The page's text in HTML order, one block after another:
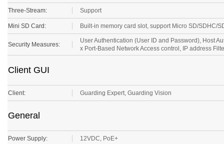
Three-Stream: Support
Mini SD Card: Built-in memory card slot, support Micro SD/SDHC/
Security Measures:
User Authentication (User ID and Password), Host
x Port-Based Network Access control, IP address
Client GUI
Client: Guarding Expert Guarding Vision
General
Power Supply: 12VDC, PoE+